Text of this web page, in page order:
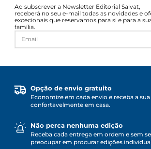
Ao subscrever a Newsletter Editorial Salvat,
receberá no seu e-mail todas as novidades e
excecionais que reservamos para si e para a
família.
Opção de envio gratuito
Economize em cada envio e receba a
confortavelmente em casa.
Não perca nenhuma edição
Receba cada entrega em ordem e sem se
preocupar em procurar edições